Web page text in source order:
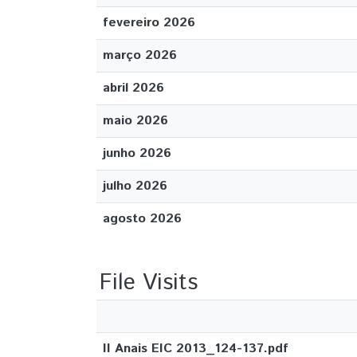
fevereiro 2026
março 2026
abril 2026
maio 2026
junho 2026
julho 2026
agosto 2026
File Visits
II Anais EIC 2013_124-137.pdf